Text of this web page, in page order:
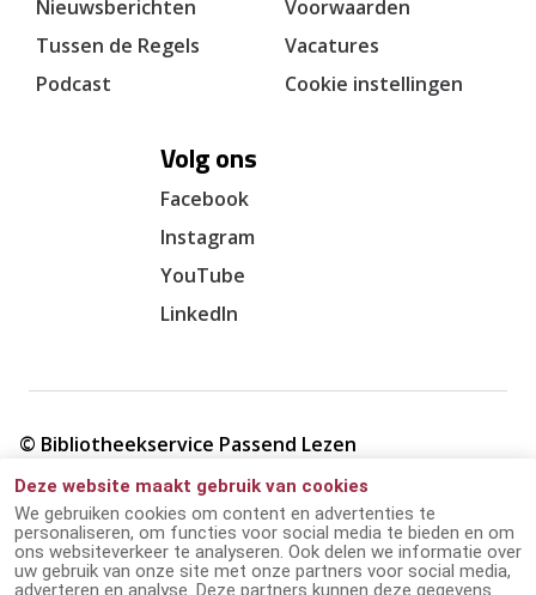
Deze website maakt gebruik van cookies
We gebruiken cookies om content en advertenties te
personaliseren, om functies voor social media te bieden en om
ons websiteverkeer te analyseren. Ook delen we informatie over
uw gebruik van onze site met onze partners voor social media,
adverteren en analyse. Deze partners kunnen deze gegevens
Nieuwsberichten
Tussen de Regels
Podcast
Voorwaarden
Vacatures
Cookie instellingen
Volg ons
Facebook
Instagram
YouTube
LinkedIn
© Bibliotheekservice Passend Lezen
Cookie verklaring
Giften en ANBI